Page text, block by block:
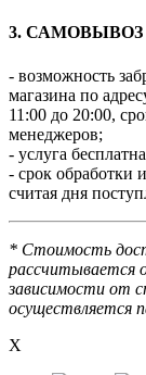
3. САМОВЫВОЗ
- возможность
магазина по
11:00 до 20:00,
менеджеров;
- услуга
- срок обработки
считая дня
* Стоимость
рассчитывается
зависимости от
осуществляется
X